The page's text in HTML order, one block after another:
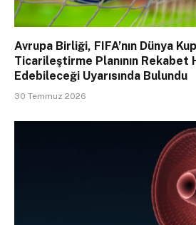
Avrupa Birliği, FIFA’nın Dünya
Ticarileştirme Planının Rekabet
Edebileceği Uyarısında Bulundu
30 Temmuz 2026